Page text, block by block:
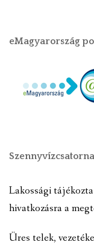
eMagyarország
Lakossági
hivatkozásra a
Üres telek,